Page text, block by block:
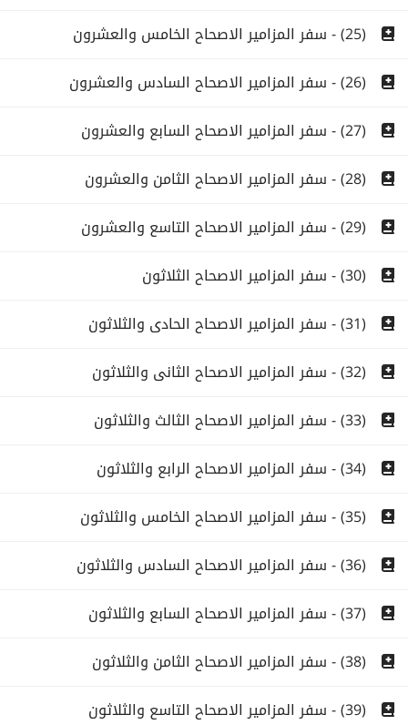
(25) - سفر المزامير الاصحاح الخامس والعشرون
(26) - سفر المزامير الاصحاح السادس والعشرون
(27) - سفر المزامير الاصحاح السابع والعشرون
(28) - سفر المزامير الاصحاح الثامن والعشرون
(29) - سفر المزامير الاصحاح التاسع والعشرون
(30) - سفر المزامير الاصحاح الثلاثون
(31) - سفر المزامير الاصحاح الحادى والثلاثون
(32) - سفر المزامير الاصحاح الثانى والثلاثون
(33) - سفر المزامير الاصحاح الثالث والثلاثون
(34) - سفر المزامير الاصحاح الرابع والثلاثون
(35) - سفر المزامير الاصحاح الخامس والثلاثون
(36) - سفر المزامير الاصحاح السادس والثلاثون
(37) - سفر المزامير الاصحاح السابع والثلاثون
(38) - سفر المزامير الاصحاح الثامن والثلاثون
(39) - سفر المزامير الاصحاح التاسع والثلاثون